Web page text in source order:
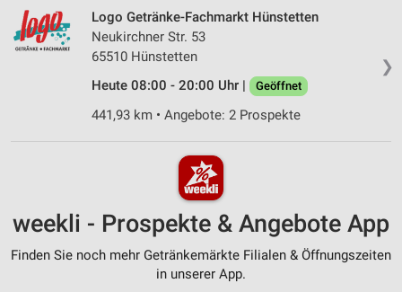
❯
Logo Getränke-Fachmarkt Hünstetten
Neukirchner Str. 53
65510 Hünstetten
Heute 08:00 - 20:00 Uhr |
Geöffnet
441,93 km • Angebote: 2 Prospekte
weekli - Prospekte & Angebote App
Finden Sie noch mehr Getränkemärkte Filialen & Öffnungszeiten
in unserer App.